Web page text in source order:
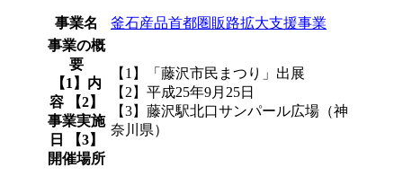
事業名
釜石産品首都圏販路拡大支援事業
事業の概
要
【1】内
容 【2】
事業実施
日 【3】
開催場所
【1】「藤沢市民まつり」出展
【2】平成25年9月25日
【3】藤沢駅北口サンパール広場（神
奈川県）